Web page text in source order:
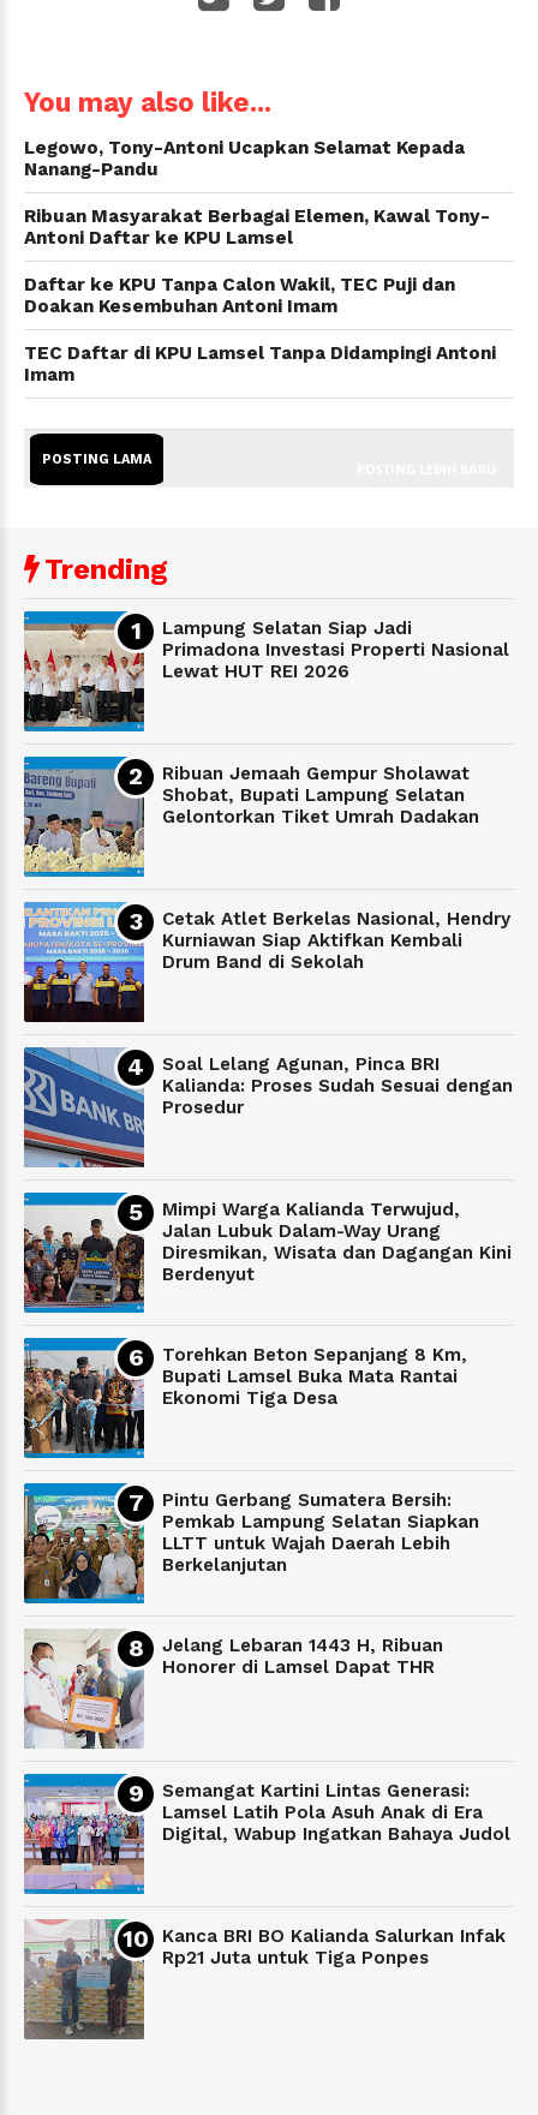
You may also like...
Legowo, Tony-Antoni Ucapkan Selamat Kepada
Nanang-Pandu
Ribuan Masyarakat Berbagai Elemen, Kawal Tony-
Antoni Daftar ke KPU Lamsel
Daftar ke KPU Tanpa Calon Wakil, TEC Puji dan
Doakan Kesembuhan Antoni Imam
TEC Daftar di KPU Lamsel Tanpa Didampingi Antoni
Imam
POSTING LAMA
Trending
Lampung Selatan Siap Jadi
Primadona Investasi Properti Nasional
Lewat HUT REI 2026
Ribuan Jemaah Gempur Sholawat
Shobat, Bupati Lampung Selatan
Gelontorkan Tiket Umrah Dadakan
Cetak Atlet Berkelas Nasional, Hendry
Kurniawan Siap Aktifkan Kembali
Drum Band di Sekolah
Soal Lelang Agunan, Pinca BRI
Kalianda: Proses Sudah Sesuai dengan
Prosedur
Mimpi Warga Kalianda Terwujud,
Jalan Lubuk Dalam-Way Urang
Diresmikan, Wisata dan Dagangan Kini
Berdenyut
Torehkan Beton Sepanjang 8 Km,
Bupati Lamsel Buka Mata Rantai
Ekonomi Tiga Desa
Pintu Gerbang Sumatera Bersih:
Pemkab Lampung Selatan Siapkan
LLTT untuk Wajah Daerah Lebih
Berkelanjutan
Jelang Lebaran 1443 H, Ribuan
Honorer di Lamsel Dapat THR
Semangat Kartini Lintas Generasi:
Lamsel Latih Pola Asuh Anak di Era
Digital, Wabup Ingatkan Bahaya Judol
Kanca BRI BO Kalianda Salurkan Infak
Rp21 Juta untuk Tiga Ponpes